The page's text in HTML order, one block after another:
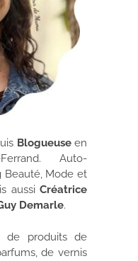
Blogueuseen
Auto-
Beauté, Mode et
aussi Créatrice
Demarle.
de produits de
de vernis